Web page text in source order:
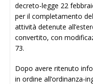
decreto-legge 22
per il completamento
attività detenute
convertito, con
73.
Dopo avere ritenuto
in ordine all’ordinanza-